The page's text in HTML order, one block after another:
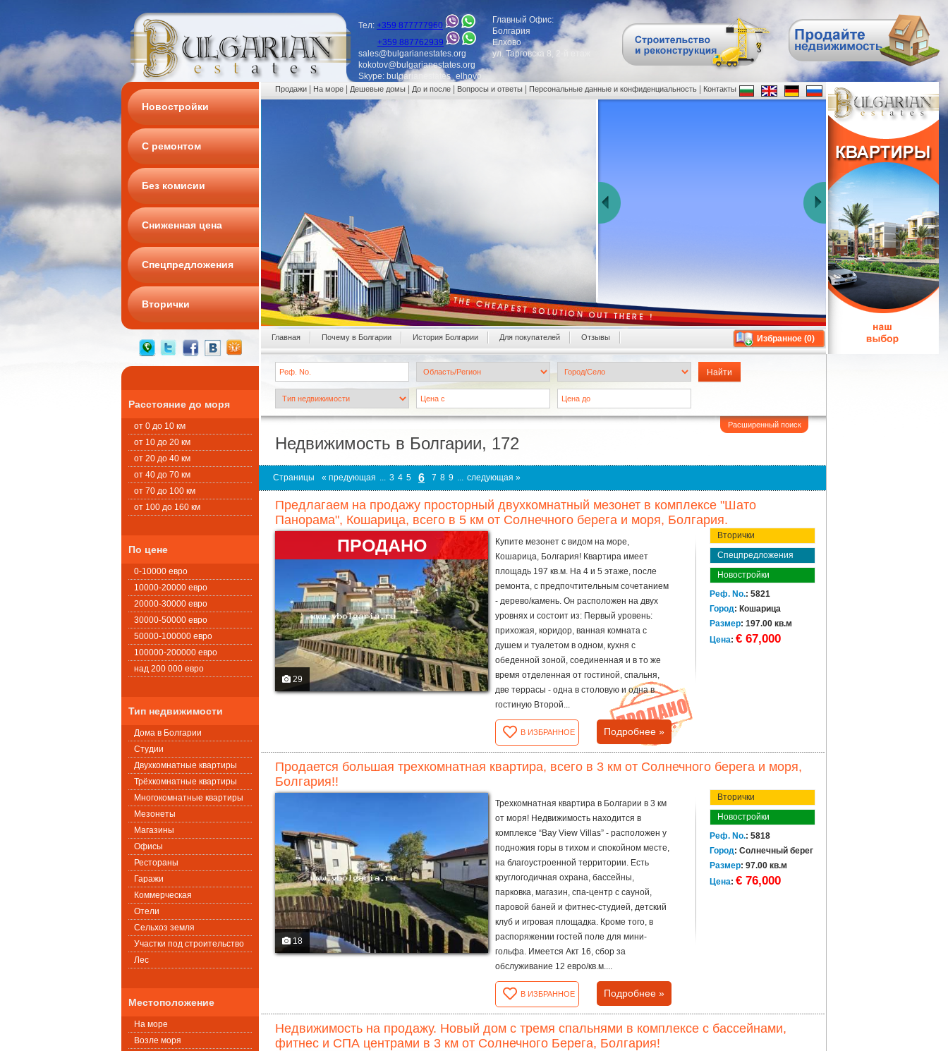
Тел: +359 877777960
+359 887762939
sales@bulgarianestates.org
kokotov@bulgarianestates.org
Skype: bulgarianestates_elhovo
Главный Офис:
Болгария
Елхово
ул. Тарговска 8, 2-й етаж
Новостройки
С ремонтом
Без комисии
Сниженная цена
Спецпредложения
Вторички
Расстояние до моря
от 0 до 10 км
от 10 до 20 км
от 20 до 40 км
от 40 до 70 км
от 70 до 100 км
от 100 до 160 км
По цене
0-10000 евро
10000-20000 евро
20000-30000 евро
30000-50000 евро
50000-100000 евро
100000-200000 евро
над 200 000 евро
Тип недвижимости
Дома в Болгарии
Студии
Двухкомнатные квартиры
Трёхкомнатные квартиры
Многокомнатные квартиры
Мезонеты
Магазины
Офисы
Рестораны
Гаражи
Коммерческая
Oтели
Сельхоз земля
Участки под строительство
Лес
Местоположение
На море
Возле моря
Продажи На море Дешевые домы До и после Вопросы и ответы Персональные данные и конфиденциальность Контакты
Главная Почему в Болгарии История Болгарии Для покупателей Oтзывы Избранное (0)
Расширенный поиск
Недвижимость в Болгарии, 172
Страницы « предующая ... 3 4 5 6 7 8 9 ... следующая »
Предлагаем на продажу просторный двухкомнатный мезонет в комплексе "Шато
Панорама", Кошарица, всего в 5 км от Солнечного берега и моря, Болгария.
ПРОДАНО
29
Купите мезонет с видом на море,
Кошарица, Болгария! Квартира имеет
площадь 197 кв.м. На 4 и 5 этаже, после
ремонта, с предпочтительным сочетанием
- дерево/камень. Он расположен на двух
уровнях и состоит из: Первый уровень:
прихожая, коридор, ванная комната с
душем и туалетом в одном, кухня с
обеденной зоной, соединенная и в то же
время отделенная от гостиной, спальня,
две террасы - одна в столовую и одна в
гостиную Второй...
В ИЗБРАННОЕ Подробнее »
Вторички
Спецпредложения
Новостройки
Реф. No.: 5821
Город: Кошарица
Размер: 197.00 кв.м
Цена: € 67,000
Продается большая трехкомнатная квартира, всего в 3 км от Солнечного берега и моря,
Болгария!!
18
Трехкомнатная квартира в Болгарии в 3 км
от моря! Недвижимость находится в
комплексе “Bay View Villas” - расположен у
подножия горы в тихом и спокойном месте,
на благоустроенной территории. Есть
круглогодичная охрана, бассейны,
парковка, магазин, спа-центр с сауной,
паровой баней и фитнес-студией, детский
клуб и игровая площадка. Кроме того, в
распоряжении гостей поле для мини-
гольфа. Имеется Акт 16, сбор за
обслуживание 12 евро/кв.м....
В ИЗБРАННОЕ Подробнее »
Вторички
Новостройки
Реф. No.: 5818
Город: Солнечный берег
Размер: 97.00 кв.м
Цена: € 76,000
Недвижимость на продажу. Новый дом с тремя спальнями в комплексе с бассейнами,
фитнес и СПА центрами в 3 км от Солнечного Берега, Болгария!